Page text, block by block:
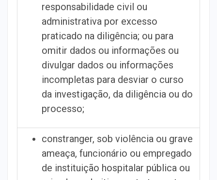
responsabilidade civil ou
administrativa por excesso
praticado na diligência; ou para
omitir dados ou informações ou
divulgar dados ou informações
incompletas para desviar o curso
da investigação, da diligência ou do
processo;
constranger, sob violência ou grave
ameaça, funcionário ou empregado
de instituição hospitalar pública ou